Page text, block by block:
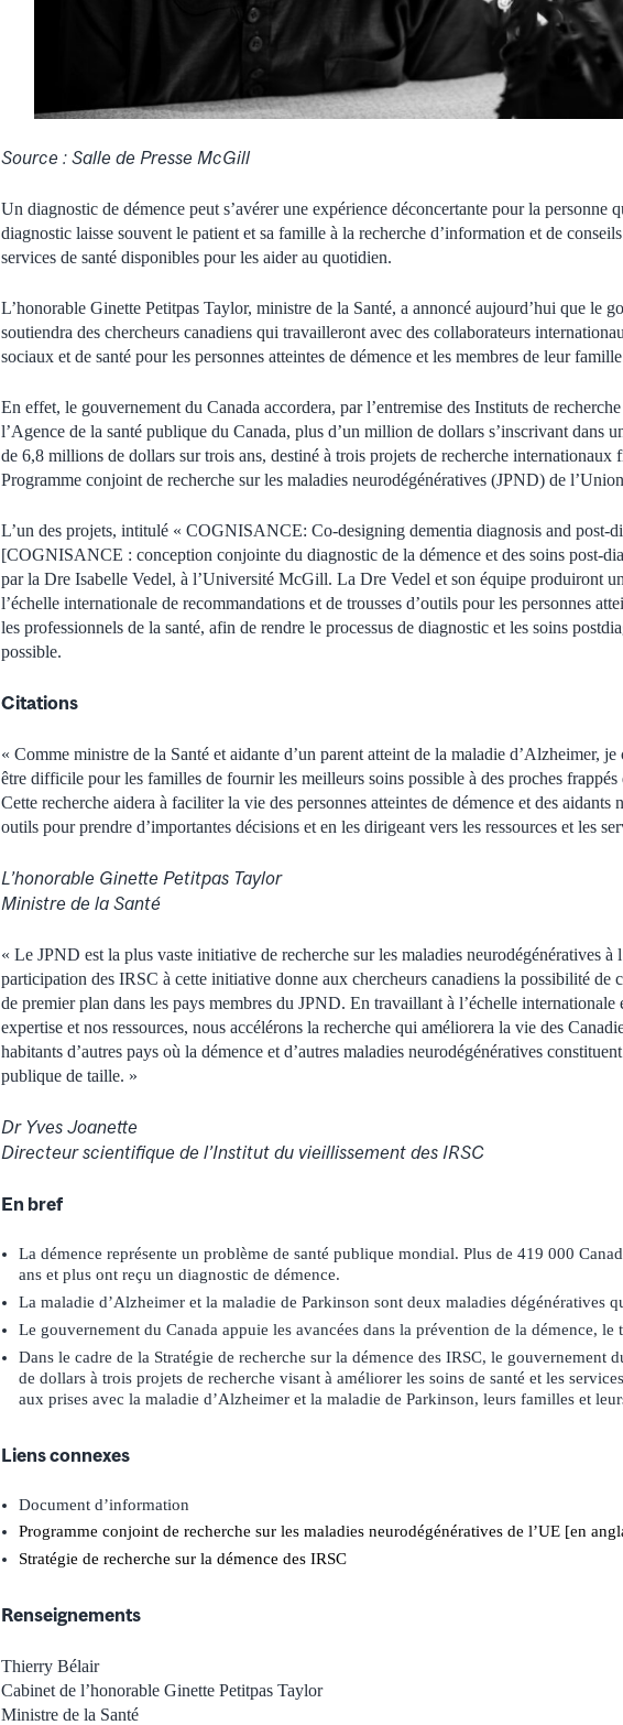
Source : Salle de Presse McGill
Un diagnostic de démence peut s’avérer une expérience déconcertante pour la personne
diagnostic laisse souvent le patient et sa famille à la recherche d’information et de
services de santé disponibles pour les aider au quotidien.
L’honorable Ginette Petitpas Taylor, ministre de la Santé, a annoncé aujourd’hui que le
soutiendra des chercheurs canadiens qui travailleront avec des collaborateurs
sociaux et de santé pour les personnes atteintes de démence et les membres de leur
En effet, le gouvernement du Canada accordera, par l’entremise des Instituts de
l’Agence de la santé publique du Canada, plus d’un million de dollars s’inscrivant dans
de 6,8 millions de dollars sur trois ans, destiné à trois projets de recherche internationaux
Programme conjoint de recherche sur les maladies neurodégénératives (JPND) de
L’un des projets, intitulé « COGNISANCE: Co-designing dementia diagnosis and post-
[COGNISANCE : conception conjointe du diagnostic de la démence et des soins post-
par la Dre Isabelle Vedel, à l’Université McGill. La Dre Vedel et son équipe produiront
l’échelle internationale de recommandations et de trousses d’outils pour les personnes
les professionnels de la santé, afin de rendre le processus de diagnostic et les soins
possible.
Citations
« Comme ministre de la Santé et aidante d’un parent atteint de la maladie d’Alzheimer,
être difficile pour les familles de fournir les meilleurs soins possible à des proches frappés
Cette recherche aidera à faciliter la vie des personnes atteintes de démence et des aidants
outils pour prendre d’importantes décisions et en les dirigeant vers les ressources et les
L’honorable Ginette Petitpas Taylor
Ministre de la Santé
« Le JPND est la plus vaste initiative de recherche sur les maladies neurodégénératives à
participation des IRSC à cette initiative donne aux chercheurs canadiens la possibilité de
de premier plan dans les pays membres du JPND. En travaillant à l’échelle internationale
expertise et nos ressources, nous accélérons la recherche qui améliorera la vie des
habitants d’autres pays où la démence et d’autres maladies neurodégénératives
publique de taille. »
Dr Yves Joanette
Directeur scientifique de l’Institut du vieillissement des IRSC
En bref
La démence représente un problème de santé publique mondial. Plus de 419 000
ans et plus ont reçu un diagnostic de démence.
La maladie d’Alzheimer et la maladie de Parkinson sont deux maladies dégénératives
Le gouvernement du Canada appuie les avancées dans la prévention de la démence, le
Dans le cadre de la Stratégie de recherche sur la démence des IRSC, le gouvernement
de dollars à trois projets de recherche visant à améliorer les soins de santé et les
aux prises avec la maladie d’Alzheimer et la maladie de Parkinson, leurs familles et
Liens connexes
Document d’information
Programme conjoint de recherche sur les maladies neurodégénératives de l’UE [en
Stratégie de recherche sur la démence des IRSC
Renseignements
Thierry Bélair
Cabinet de l’honorable Ginette Petitpas Taylor
Ministre de la Santé